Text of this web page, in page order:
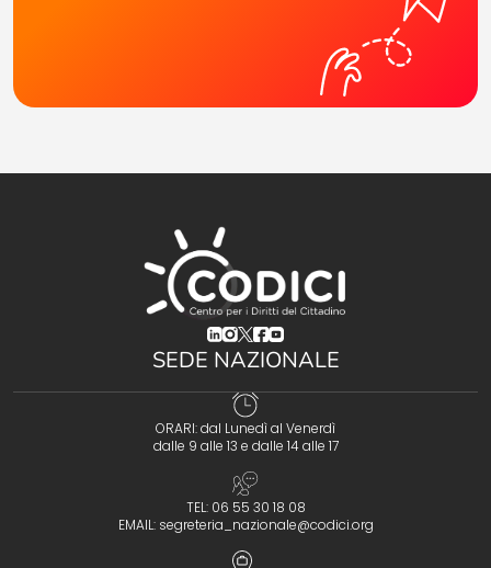
(opens in a new tab)
(opens in a new tab)
(opens in a new tab)
(opens in a new tab)
(opens in a new tab)
SEDE NAZIONALE
ORARI: dal Lunedì al Venerdì
dalle 9 alle 13 e dalle 14 alle 17
TEL: 06 55 30 18 08
EMAIL: segreteria_nazionale@codici.org